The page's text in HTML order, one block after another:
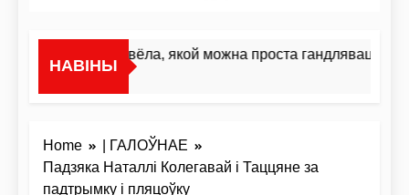
НАВІНЫ
«Я не жывёла, якой можна проста гандляваць»У
Home
| ГАЛОЎНАЕ
Падзяка Наталлі Колегавай і Таццяне за
падтрымку і пляцоўку